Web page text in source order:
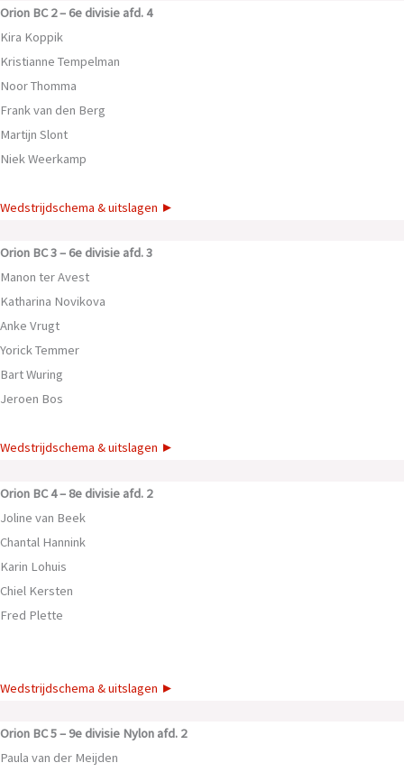
Orion BC 2 – 6e divisie afd. 4
Kira Koppik
Kristianne Tempelman
Noor Thomma
Frank van den Berg
Martijn Slont
Niek Weerkamp
Wedstrijdschema & uitslagen ►
Orion BC 3 – 6e divisie afd. 3
Manon ter Avest
Katharina Novikova
Anke Vrugt
Yorick Temmer
Bart Wuring
Jeroen Bos
Wedstrijdschema & uitslagen ►
Orion BC 4 – 8e divisie afd. 2
Joline van Beek
Chantal Hannink
Karin Lohuis
Chiel Kersten
Fred Plette
Wedstrijdschema & uitslagen ►
Orion BC 5 – 9e divisie Nylon afd. 2
Paula van der Meijden